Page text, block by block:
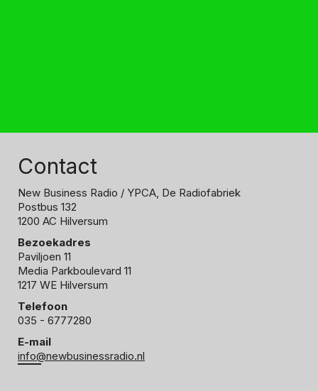
Contact
New Business Radio / YPCA, De Radiofabriek
Postbus 132
1200 AC Hilversum
Bezoekadres
Paviljoen 11
Media Parkboulevard 11
1217 WE Hilversum
Telefoon
035 - 6777280
E-mail
info@newbusinessradio.nl